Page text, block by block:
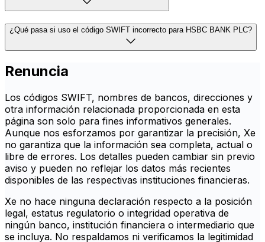
¿Qué pasa si uso el código SWIFT incorrecto para HSBC BANK PLC?
Renuncia
Los códigos SWIFT, nombres de bancos, direcciones y
otra información relacionada proporcionada en esta
página son solo para fines informativos generales.
Aunque nos esforzamos por garantizar la precisión, Xe
no garantiza que la información sea completa, actual o
libre de errores. Los detalles pueden cambiar sin previo
aviso y pueden no reflejar los datos más recientes
disponibles de las respectivas instituciones financieras.
Xe no hace ninguna declaración respecto a la posición
legal, estatus regulatorio o integridad operativa de
ningún banco, institución financiera o intermediario que
se incluya. No respaldamos ni verificamos la legitimidad